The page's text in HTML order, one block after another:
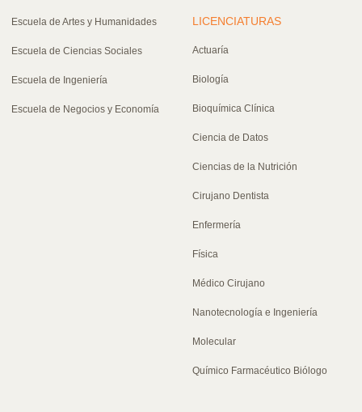
Escuela de Artes y Humanidades
Escuela de Ciencias Sociales
Escuela de Ingeniería
Escuela de Negocios y Economía
LICENCIATURAS
Actuaría
Biología
Bioquímica Clínica
Ciencia de Datos
Ciencias de la Nutrición
Cirujano Dentista
Enfermería
Física
Médico Cirujano
Nanotecnología e Ingeniería
Molecular
Químico Farmacéutico Biólogo